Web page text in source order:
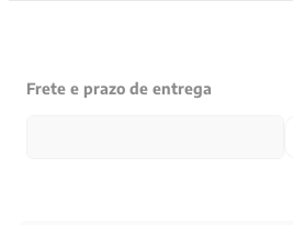
Frete e prazo de entrega